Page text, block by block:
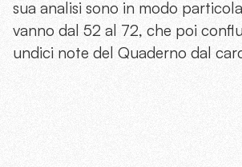
sua analisi sono in modo
vanno dal 52 al 72, che poi
undici note del Quaderno dal